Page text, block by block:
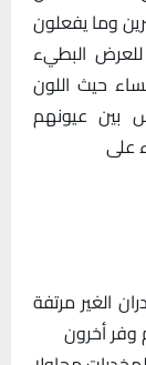
وما يفعلون
البطيء
حيث اللون
بين عيونهم
على
الغير مرتفة
أخرون